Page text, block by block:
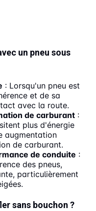
un pneu sous
: Lorsqu'un pneu est
et de sa
avec la route.
de carburant :
plus d'énergie
augmentation
de carburant.
de conduite :
des pneus,
particulièrement
sans bouchon ?